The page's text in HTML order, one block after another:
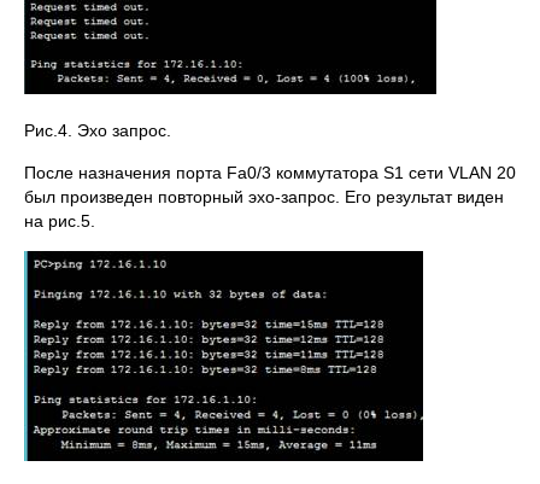
Рис.4. Эхо запрос.
После назначения порта Fa0/3 коммутатора S1 сети VLAN 20
был произведен повторный эхо-запрос. Его результат виден
на рис.5.